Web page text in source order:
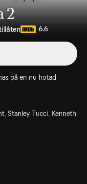
2
6.6
på en nu hotad
Stanley Tucci, Kenneth